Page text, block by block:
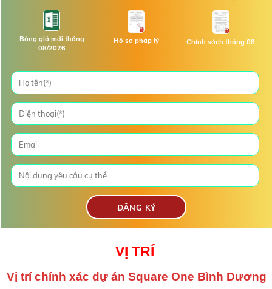
Bảng giá mới tháng
08/2026
Hồ sơ pháp lý Chính sách tháng 08
VỊ TRÍ
Vị trí chính xác dự án Square One Bình Dương